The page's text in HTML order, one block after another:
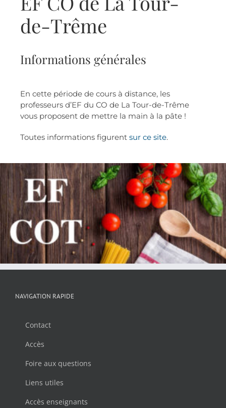
de-Trême
Informations générales
En cette période de cours à distance, les
professeurs d’EF du CO de La Tour-de-Trême
vous proposent de mettre la main à la pâte !
Toutes informations figurent sur ce site.
NAVIGATION RAPIDE
Contact
Accès
Foire aux questions
Liens utiles
Accès enseignants